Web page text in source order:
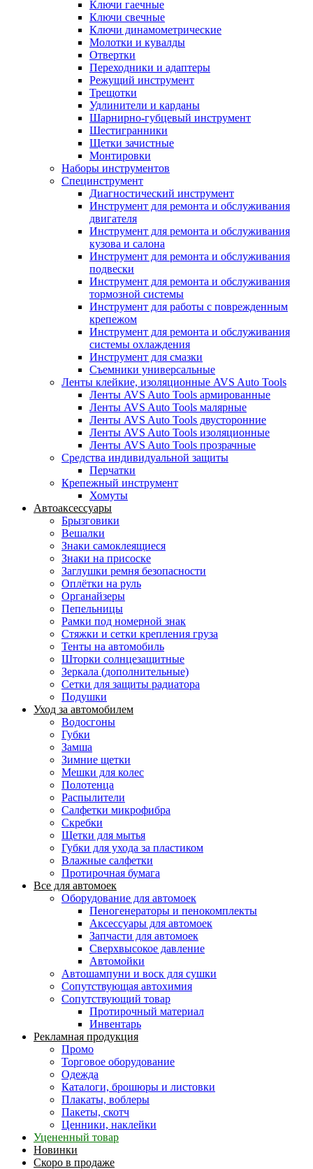
Ключи гаечные
Ключи свечные
Ключи динамометрические
Молотки и кувалды
Отвертки
Переходники и адаптеры
Режущий инструмент
Трещотки
Удлинители и карданы
Шарнирно-губцевый инструмент
Шестигранники
Щетки зачистные
Монтировки
Наборы инструментов
Специнструмент
Диагностический инструмент
Инструмент для ремонта и обслуживания
двигателя
Инструмент для ремонта и обслуживания
кузова и салона
Инструмент для ремонта и обслуживания
подвески
Инструмент для ремонта и обслуживания
тормозной системы
Инструмент для работы с поврежденным
крепежом
Инструмент для ремонта и обслуживания
системы охлаждения
Инструмент для смазки
Съемники универсальные
Ленты клейкие, изоляционные AVS Auto Tools
Ленты AVS Auto Tools армированные
Ленты AVS Auto Tools малярные
Ленты AVS Auto Tools двусторонние
Ленты AVS Auto Tools изоляционные
Ленты AVS Auto Tools прозрачные
Средства индивидуальной защиты
Перчатки
Крепежный инструмент
Хомуты
Автоаксессуары
Брызговики
Вешалки
Знаки самоклеящиеся
Знаки на присоске
Заглушки ремня безопасности
Оплётки на руль
Органайзеры
Пепельницы
Рамки под номерной знак
Стяжки и сетки крепления груза
Тенты на автомобиль
Шторки солнцезащитные
Зеркала (дополнительные)
Сетки для защиты радиатора
Подушки
Уход за автомобилем
Водосгоны
Губки
Замша
Зимние щетки
Мешки для колес
Полотенца
Распылители
Салфетки микрофибра
Скребки
Щетки для мытья
Губки для ухода за пластиком
Влажные салфетки
Протирочная бумага
Все для автомоек
Оборудование для автомоек
Пеногенераторы и пенокомплекты
Аксессуары для автомоек
Запчасти для автомоек
Сверхвысокое давление
Автомойки
Автошампуни и воск для сушки
Сопутствующая автохимия
Сопутствующий товар
Протирочный материал
Инвентарь
Рекламная продукция
Промо
Торговое оборудование
Одежда
Каталоги, брошюры и листовки
Плакаты, воблеры
Пакеты, скотч
Ценники, наклейки
Уцененный товар
Новинки
Скоро в продаже